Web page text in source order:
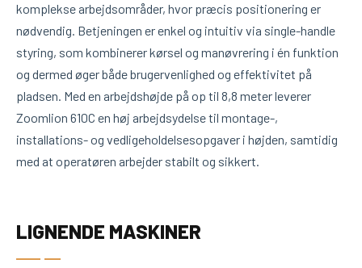
komplekse arbejdsområder, hvor præcis positionering er
nødvendig. Betjeningen er enkel og intuitiv via single-handle
styring, som kombinerer kørsel og manøvrering i én funktion
og dermed øger både brugervenlighed og effektivitet på
pladsen. Med en arbejdshøjde på op til 8,8 meter leverer
Zoomlion 610C en høj arbejdsydelse til montage-,
installations- og vedligeholdelsesopgaver i højden, samtidig
med at operatøren arbejder stabilt og sikkert.
LIGNENDE MASKINER